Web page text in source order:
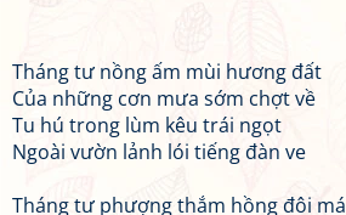
Tháng tư nồng ấm mùi hương đất
Của những cơn mưa sớm chợt về
Tu hú trong lùm kêu trái ngọt
Ngoài vườn lảnh lói tiếng đàn ve
Tháng tư phượng thắm hồng đôi má